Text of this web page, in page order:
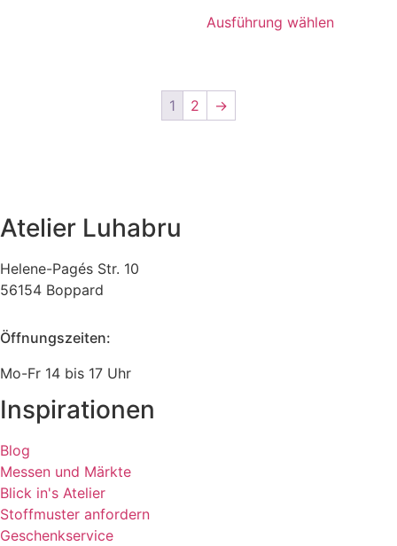
Ausführung wählen
1 2 →
Atelier Luhabru
Helene-Pagés Str. 10
56154 Boppard
Öffnungszeiten:
Mo-Fr 14 bis 17 Uhr
Inspirationen
Blog
Messen und Märkte
Blick in's Atelier
Stoffmuster anfordern
Geschenkservice